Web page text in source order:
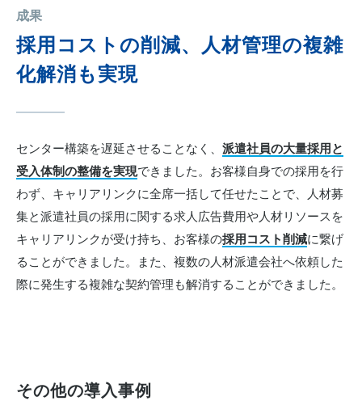
成果
採用コストの削減、人材管理の複雑
化解消も実現
センター構築を遅延させることなく、 派遣社員の大量採用と
受入体制の整備を実現できました。お客様自身での採用を行
わず、キャリアリンクに全席一括して任せたことで、人材募
集と派遣社員の採用に関する求人広告費用や人材リソースを
キャリアリンクが受け持ち、お客様の採用コスト削減に繋げ
ることができました。また、複数の人材派遣会社へ依頼した
際に発生する複雑な契約管理も解消することができました。
その他の導入事例